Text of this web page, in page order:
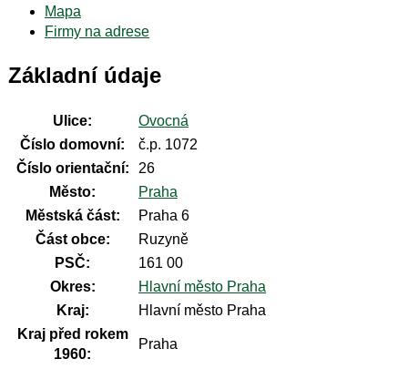
Mapa
Firmy na adrese
Základní údaje
Ulice:
Ovocná
Číslo domovní:
č.p. 1072
Číslo orientační:
26
Město:
Praha
Městská část:
Praha 6
Část obce:
Ruzyně
PSČ:
161 00
Okres:
Hlavní město Praha
Kraj:
Hlavní město Praha
Kraj před rokem
1960:
Praha